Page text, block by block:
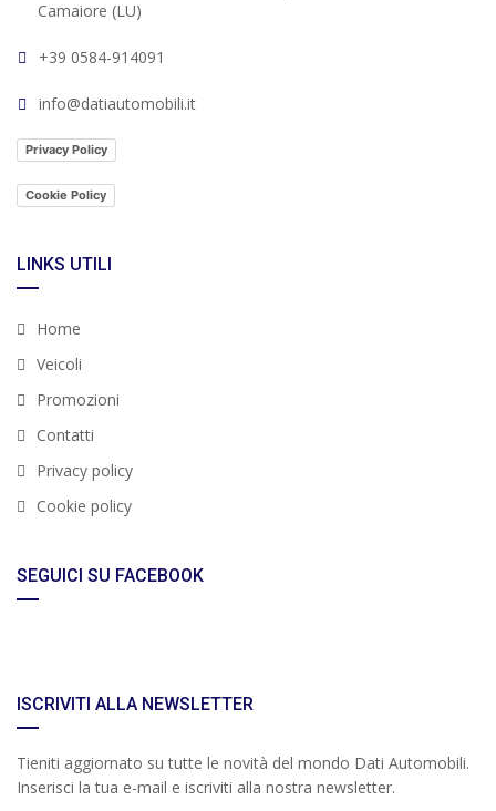
Camaiore (LU)
+39 0584-914091
info@datiautomobili.it
Privacy Policy
Cookie Policy
LINKS UTILI
Home
Veicoli
Promozioni
Contatti
Privacy policy
Cookie policy
SEGUICI SU FACEBOOK
ISCRIVITI ALLA NEWSLETTER
Tieniti aggiornato su tutte le novità del mondo Dati Automobili.
Inserisci la tua e-mail e iscriviti alla nostra newsletter.